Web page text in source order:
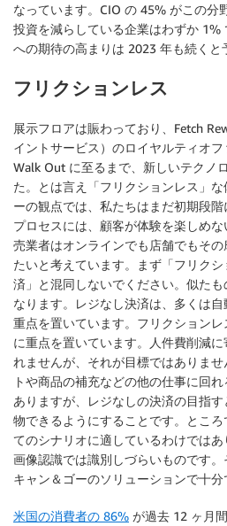
なっています。CIO の 45% がこの分
投資を減らしている企業はわずか 1%
への期待の高まりは 2023 年も続くと
フリクションレス
展示フロアは賑わっており、Fetch
イントサービス）のロイヤルティオ
Walk Out に至るまで、新しいテクノ
た。とは言え「フリクションレス」
ーの観点では、私たちはまだ初期段
プロセスには、顧客が体験を楽しめ
売業者はオンラインでも店舗でもそ
たいと考えています。まず「フリク
済」と混同しないでください。似た
なります。レジなし決済は、多くは
重点を置いています。フリクション
に重点を置いています。人件費削減
れませんが、それが目標ではありま
トや商品の補充などの他の仕事に回
ありますが、レジなしの決済の目指
物できるようにすることです。とこ
てのシナリオに適しているわけでは
画像認識では識別しづらいものです
キャン＆ゴーのソリューションで十分
米国の消費者の 86% が過去 12 ヶ月